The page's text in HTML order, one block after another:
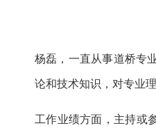
杨磊，一直从事道桥专
论和技术知识，对专业
工作业绩方面，主持或